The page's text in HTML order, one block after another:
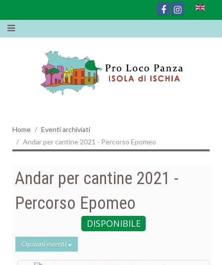
Home
Eventi archiviati
Andar per cantine 2021 - Percorso Epomeo
Andar per cantine 2021 -
Percorso Epomeo
DISPONIBILE
Opzioni eventi